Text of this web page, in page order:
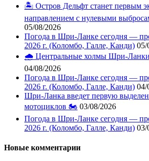
🏝️ Остров Дельфт станет первым
направлением с нулевыми
05/08/2026
Погода в Шри-Ланке сегодня —
2026 г. (Коломбо, Галле, Канди) 05/
🌧️ Центральные холмы Шри-Ланки
04/08/2026
Погода в Шри-Ланке сегодня —
2026 г. (Коломбо, Галле, Канди) 04/
Шри-Ланка введет первую
мотоциклов 🏍️ 03/08/2026
Погода в Шри-Ланке сегодня —
2026 г. (Коломбо, Галле, Канди) 03/
Новые комментарии